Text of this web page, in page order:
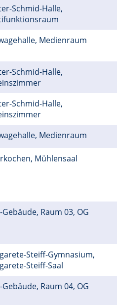
Schmid-Halle,
Medienraum
Schmid-Halle,
Schmid-Halle,
Medienraum
Mühlensaal
Gebäude, Raum 03, OG
Steiff-Gymnasium,
Steiff-Saal
Gebäude, Raum 04, OG